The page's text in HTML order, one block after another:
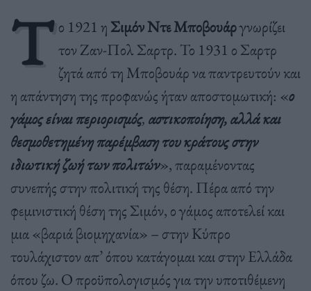
Τ ο 1921 η Σιμόν Ντε Μποβουάργνωρίζει
τον Ζαν-Πολ Σαρτρ. Το 1931 ο Σαρτρ
ζητά από τη Μποβουάρ να παντρευτούν και
η απάντηση της προφανώς ήταν αποστομωτική: «ο
γάμος είναι περιορισμός, αστικοποίηση, αλλά και
θεσμοθετημένη παρέμβαση του κράτους στην
ιδιωτική ζωή των πολιτών», παραμένοντας
συνεπής στην πολιτική της θέση. Πέρα από την
φεμινιστική θέση της Σιμόν, ο γάμος αποτελεί και
μια «βαριά βιομηχανία» – στην Κύπρο
τουλάχιστον απ’ όπου κατάγομαι και στην Ελλάδα
όπου ζω. Ο προϋπολογισμός για την υποτιθέμενη